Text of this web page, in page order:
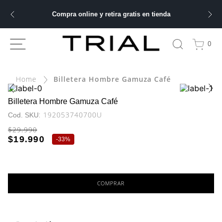
Compra online y retira gratis en tienda
0
Billetera Hombre Gamuza Café
Billetera Hombre Gamuza Café
: 192053740700U
$29.990
$19.990 -33%
COMPRAR
BUSCADOS